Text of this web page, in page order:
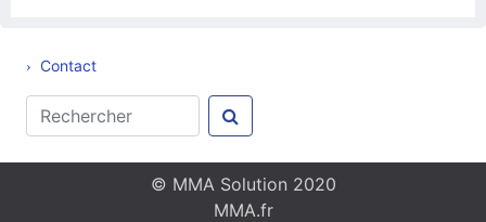
Contact
© MMA Solution 2020
MMA.fr